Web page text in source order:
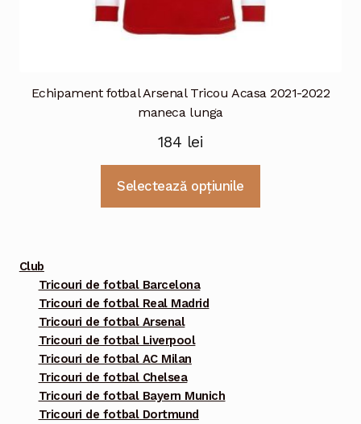
Echipament fotbal Arsenal Tricou Acasa 2021-2022
maneca lunga
184 lei
Selectează opțiunile
Club
Tricouri de fotbal Barcelona
Tricouri de fotbal Real Madrid
Tricouri de fotbal Arsenal
Tricouri de fotbal Liverpool
Tricouri de fotbal AC Milan
Tricouri de fotbal Chelsea
Tricouri de fotbal Bayern Munich
Tricouri de fotbal Dortmund